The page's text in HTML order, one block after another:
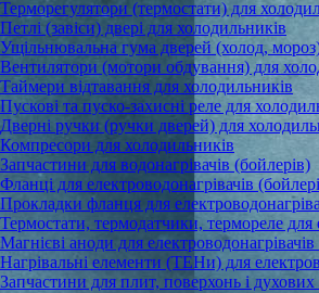
Терморегулятори (термостати) для
Петлі (завіси) двері для холодильників
Ущільнювальна гума дверей (холод,
Вентилятори (мотори обдування) для
Таймери відтавання для холодильників
Пускові та пуско-захисні реле для
Дверні ручки (ручки дверей) для
Компресори для холодильників
Запчастини для водонагрівачів (бойлерів)
Фланці для електроводонагрівачів
Прокладки фланця для
Термостати, термодатчики, термореле для
Магнієві аноди для
Нагрівальні елементи (ТЕНи) для
Запчастини для плит, поверхонь і